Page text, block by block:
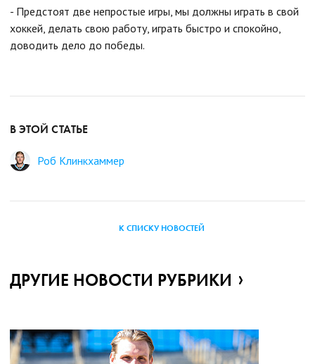
- Предстоят две непростые игры, мы должны играть в свой
хоккей, делать свою работу, играть быстро и спокойно,
доводить дело до победы.
В ЭТОЙ СТАТЬЕ
Роб Клинкхаммер
К СПИСКУ НОВОСТЕЙ
ДРУГИЕ НОВОСТИ РУБРИКИ